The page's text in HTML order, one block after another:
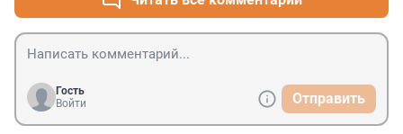
Гость
Войти
Отправить